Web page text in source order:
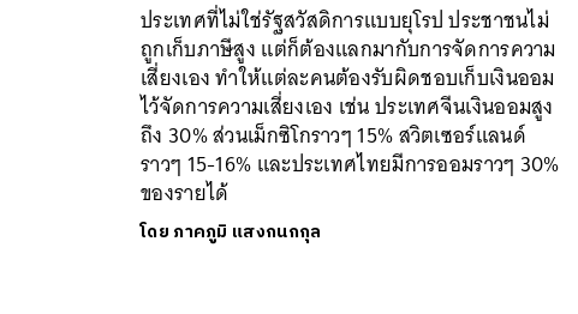
ประเทศที่ไม่ใช่รัฐสวัสดิการแบบยุโรป ประชาชนไม่
ถูกเก็บภาษีสูง แต่ก็ต้องแลกมากับการจัดการความ
เสี่ยงเอง ทำให้แต่ละคนต้องรับผิดชอบเก็บเงินออม
ไว้จัดการความเสี่ยงเอง เช่น ประเทศจีนเงินออมสูง
ถึง 30% ส่วนเม็กซิโกราวๆ 15% สวิตเซอร์แลนด์
ราวๆ 15-16% และประเทศไทยมีการออมราวๆ 30%
ของรายได้
โดย ภาคภูมิ แสงกนกกุล